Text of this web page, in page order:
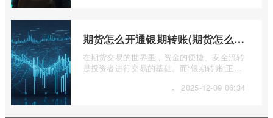
期货怎么开通银期转账(期货怎么开通银期转账权限)
在期货交易的世界里，资金的便捷、安全流转
是投资者进行交易的基础。而“银期转账”正是
· 2025-12-09 06:34